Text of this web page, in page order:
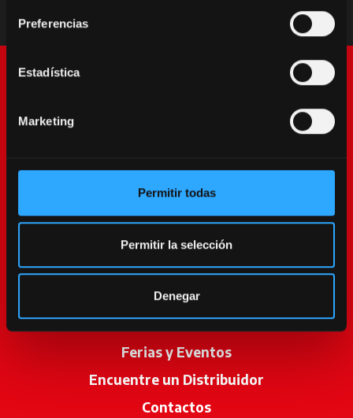
Preferencias
Estadística
Marketing
Permitir todas
Permitir la selección
Denegar
Productos
Servicios
Promociones
Noticias
Ferias y Eventos
Encuentre un Distribuidor
Contactos